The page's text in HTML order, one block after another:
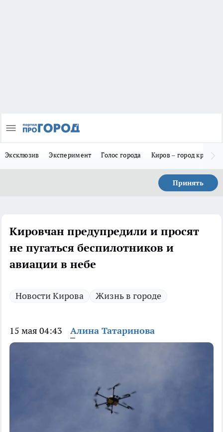
Эксклюзив Эксперимент Голос города Киров – город
Принять
Кировчан предупредили и просят
не пугаться беспилотников и
авиации в небе
Новости Кирова Жизнь в городе
15 мая 04:43 Алина Татаринова